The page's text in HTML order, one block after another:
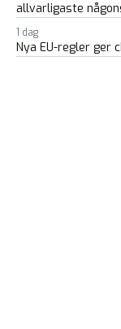
allvarligaste
1 dag
Nya EU-regler ger